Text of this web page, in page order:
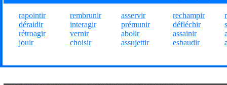
rapointir
déraidir
rétroagir
jouir
rembrunir
interagir
vernir
choisir
asservir
prémunir
abolir
assujettir
rechampir
défléchir
assainir
esbaudir